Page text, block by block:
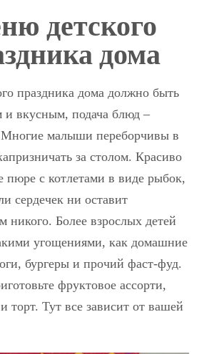
детского
дома
праздника дома должно быть
и вкусным, подача блюд –
Многие малыши переборчивы в
за столом. Красиво
пюре с котлетами в виде рыбок,
сердечек ни оставит
никого. Более взрослых детей
угощениями, как домашние
бургеры и прочий фаст-фуд.
фруктовое ассорти,
торт. Тут все зависит от вашей